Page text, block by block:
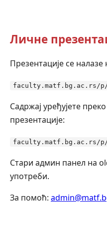
Личне
Презентације се
faculty.matf.bg.ac.rs/p/
Садржај уређујете
презентације:
faculty.matf.bg.ac.rs/p/
Стари админ панел на
употреби.
За помоћ: